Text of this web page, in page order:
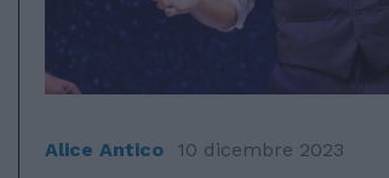
Alice Antico 10 dicembre 2023